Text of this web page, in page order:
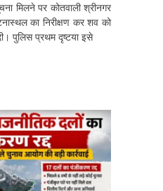
मिलने पर कोतवाली श्रीनगर
का निरीक्षण कर शव को
पुलिस प्रथम दृष्टया इसे